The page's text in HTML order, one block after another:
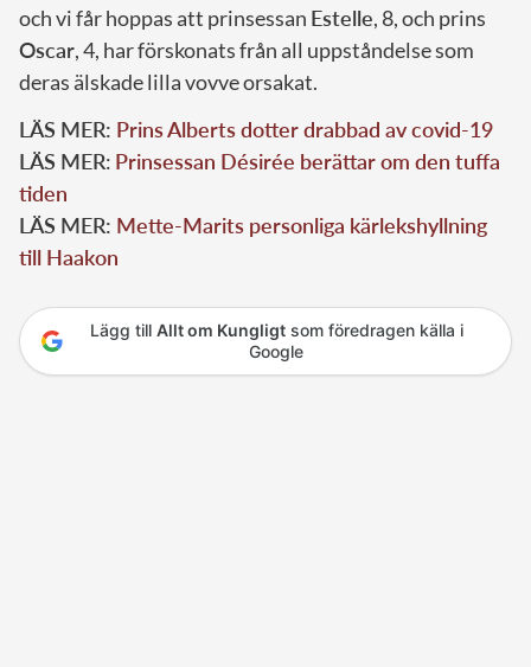
och vi får hoppas att prinsessan Estelle, 8, och prins
Oscar, 4, har förskonats från all uppståndelse som
deras älskade lilla vovve orsakat.
LÄS MER: Prins Alberts dotter drabbad av covid-19
LÄS MER: Prinsessan Désirée berättar om den tuffa
tiden
LÄS MER: Mette-Marits personliga kärlekshyllning
till Haakon
Lägg till Allt om Kungligtsom föredragen källa i
Google